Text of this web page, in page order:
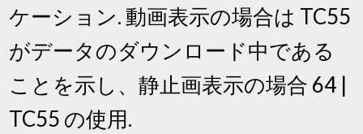
ケーション. 動画表示の場合は TC55
がデータのダウンロード中である
ことを示し、静止画表示の場合 64 |
TC55 の使用.